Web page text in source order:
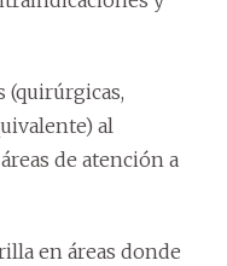
(quirúrgicas,
al
de atención a
en áreas donde